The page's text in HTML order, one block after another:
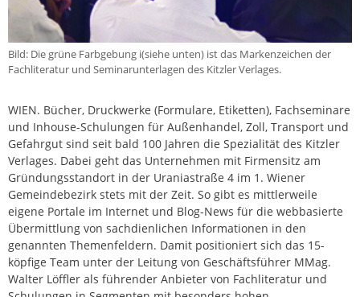
Bild: Die grüne Farbgebung i(siehe unten) ist das Markenzeichen der
Fachliteratur und Seminarunterlagen des Kitzler Verlages.
WIEN. Bücher, Druckwerke (Formulare, Etiketten), Fachseminare
und Inhouse-Schulungen für Außenhandel, Zoll, Transport und
Gefahrgut sind seit bald 100 Jahren die Spezialität des Kitzler
Verlages. Dabei geht das Unternehmen mit Firmensitz am
Gründungsstandort in der Uraniastraße 4 im 1. Wiener
Gemeindebezirk stets mit der Zeit. So gibt es mittlerweile
eigene Portale im Internet und Blog-News für die webbasierte
Übermittlung von sachdienlichen Informationen in den
genannten Themenfeldern. Damit positioniert sich das 15-
köpfige Team unter der Leitung von Geschäftsführer MMag.
Walter Löffler als führender Anbieter von Fachliteratur und